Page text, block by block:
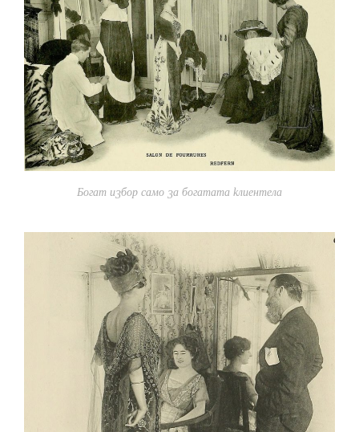
Богат избор само за богатата клиентела